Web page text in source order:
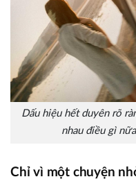
Dấu hiệu hết duyên rõ
nhau điều gì
Chỉ vì một chuyện